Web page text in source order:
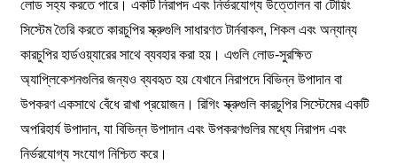
লোড সহ্য করতে পারে। একটি নিরাপদ এবং নির্ভরযোগ্য উত্তোলন বা টোয়িং
সিস্টেম তৈরি করতে কারচুপির স্ক্রুগুলি সাধারণত টার্নবাকল, শিকল এবং অন্যান্য
কারচুপির হার্ডওয়্যারের সাথে ব্যবহার করা হয়। এগুলি লোড-সুরক্ষিত
অ্যাপ্লিকেশনগুলির জন্যও ব্যবহৃত হয় যেখানে নিরাপদে বিভিন্ন উপাদান বা
উপকরণ একসাথে বেঁধে রাখা প্রয়োজন। রিগিং স্ক্রুগুলি কারচুপির সিস্টেমের একটি
অপরিহার্য উপাদান, যা বিভিন্ন উপাদান এবং উপকরণগুলির মধ্যে নিরাপদ এবং
নির্ভরযোগ্য সংযোগ নিশ্চিত করে।